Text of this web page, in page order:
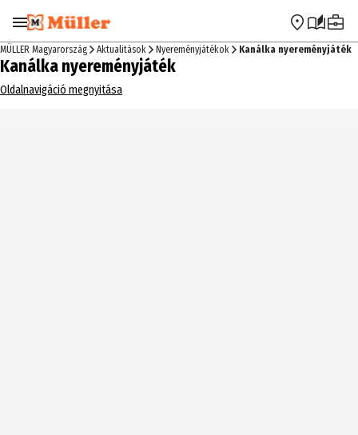
Ugrás a navigációra Ugrás a fő tartalomra
MÜLLER Magyarország Aktualitások Nyereményjátékok Kanálka nyereményjáték
Kanálka nyereményjáték
Oldalnavigáció megnyitása